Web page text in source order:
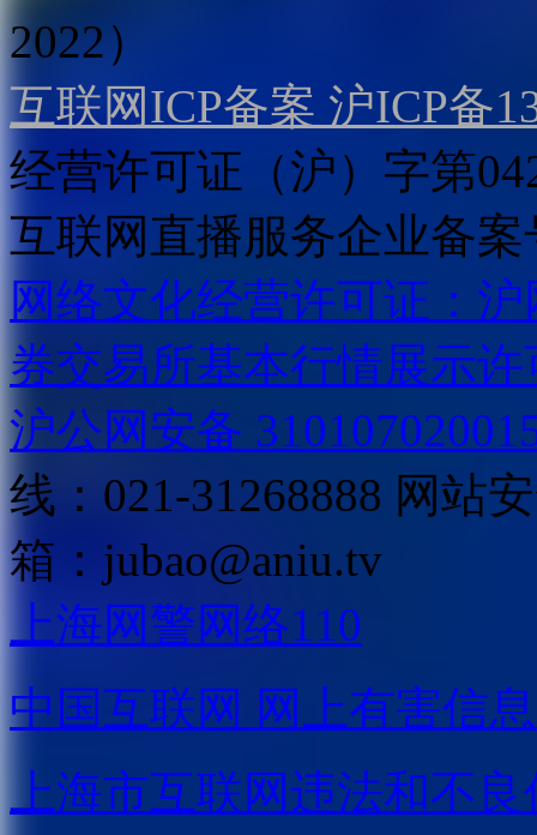
2022）
互联网ICP备案 沪ICP备
经营许可证（沪）字第
互联网直播服务企业备案
网络文化经营许可证：
券交易所基本行情展示许
沪公网安备
线：021-31268888 网站
箱： jubao@aniu.tv
上海网警网络110
中国互联网 网上有害信
上海市互联网违法和不